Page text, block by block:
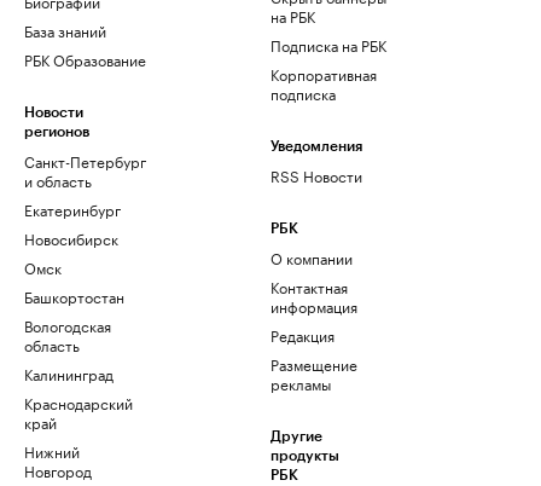
База знаний
РБК Образование
Новости
регионов
Санкт-Петербург
и область
Екатеринбург
Новосибирск
Омск
Башкортостан
Вологодская
область
Калининград
Краснодарский
край
Нижний
Новгород
на РБК
Подписка на РБК
Корпоративная
подписка
Уведомления
RSS Новости
РБК
О компании
Контактная
информация
Редакция
Размещение
рекламы
Другие
продукты
РБК